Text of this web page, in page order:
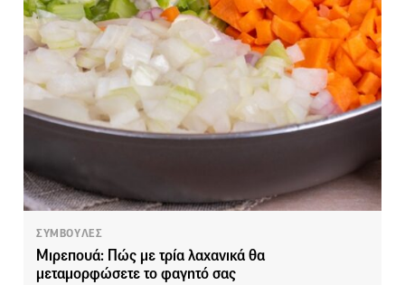
ΣΥΜΒΟΥΛΕΣ
Μιρεπουά: Πώς με τρία λαχανικά θα
μεταμορφώσετε το φαγητό σας